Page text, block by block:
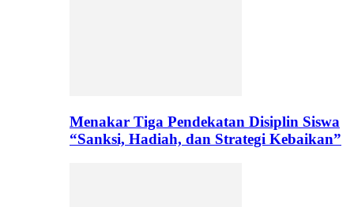
Menakar Tiga Pendekatan Disiplin Siswa
“Sanksi, Hadiah, dan Strategi Kebaikan”